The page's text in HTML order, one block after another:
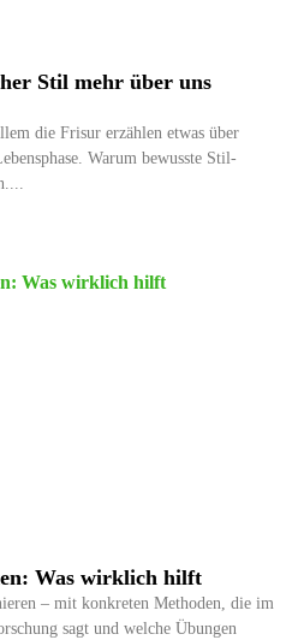
Stil mehr über uns
die Frisur erzählen etwas über
Warum bewusste Stil-
Was wirklich hilft
– mit konkreten Methoden, die im
sagt und welche Übungen